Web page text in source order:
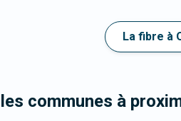
La fibre à
communes à